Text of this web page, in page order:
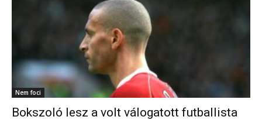
Nem foci
Bokszoló lesz a volt válogatott futballista